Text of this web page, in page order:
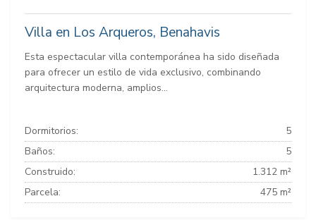
Villa en Los Arqueros, Benahavis
Esta espectacular villa contemporánea ha sido diseñada
para ofrecer un estilo de vida exclusivo, combinando
arquitectura moderna, amplios...
Dormitorios:
5
Baños:
5
Construido:
1.312 m²
Parcela:
475 m²